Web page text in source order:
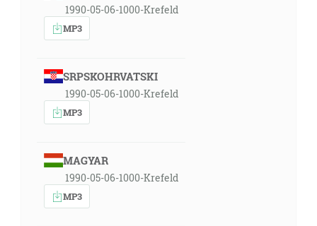
1990-05-06-1000-Krefeld
MP3
SRPSKOHRVATSKI
1990-05-06-1000-Krefeld
MP3
MAGYAR
1990-05-06-1000-Krefeld
MP3